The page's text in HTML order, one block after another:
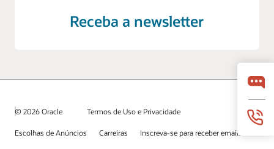
Receba a newsletter
© 2026 Oracle Termos de Uso e Privacidade
Escolhas de Anúncios Carreiras Inscreva-se para receber emails